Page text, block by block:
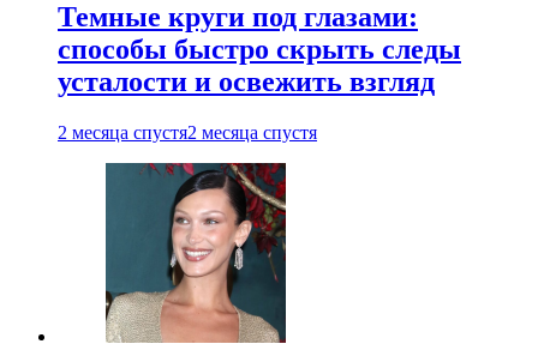
Темные круги под глазами:
способы быстро скрыть следы
усталости и освежить взгляд
2 месяца спустя2 месяца спустя